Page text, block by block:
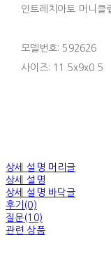
인트레치아토 머니클
모델번호: 592626
사이즈: 11.5x9x0.5
상세 설명 머리글
상세 설명
상세 설명 바닥글
후기(0)
질문(10)
관련 상품